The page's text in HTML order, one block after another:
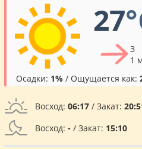
27
З
1
Осадки: 1% / Ощущается как:
Восход: 06:17 / Закат:
Восход: - / Закат: 15:10